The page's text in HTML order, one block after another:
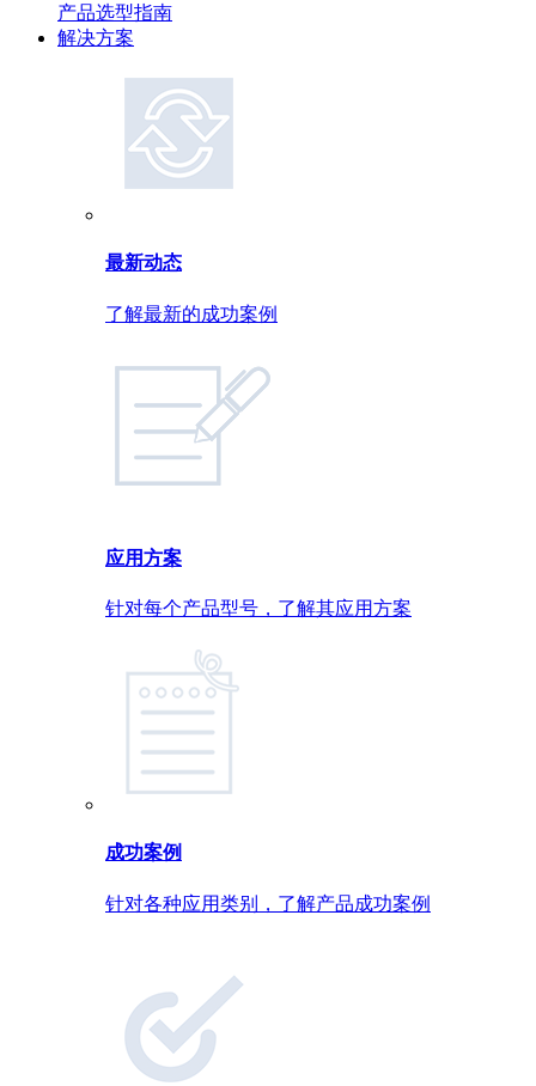
产品选型指南
解决方案
最新动态
了解最新的成功案例
应用方案
针对每个产品型号，了解其应用方案
成功案例
针对各种应用类别，了解产品成功案例